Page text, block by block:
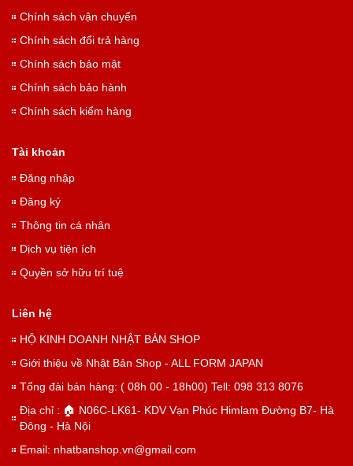
Chính sách vận chuyển
Chính sách đổi trả hàng
Chính sách bảo mật
Chính sách bảo hành
Chính sách kiểm hàng
Tài khoản
Đăng nhập
Đăng ký
Thông tin cá nhân
Dịch vụ tiện ích
Quyền sở hữu trí tuệ
Liên hệ
HỘ KINH DOANH NHẬT BẢN SHOP
Giới thiệu về Nhật Bản Shop - ALL FORM JAPAN
Tổng đài bán hàng: ( 08h 00 - 18h00) Tell: 098 313 8076
Địa chỉ : 🏠 N06C-LK61- KDV Vạn Phúc Himlam Đường B7- Hà
Đông - Hà Nội
Email: nhatbanshop.vn@gmail.com